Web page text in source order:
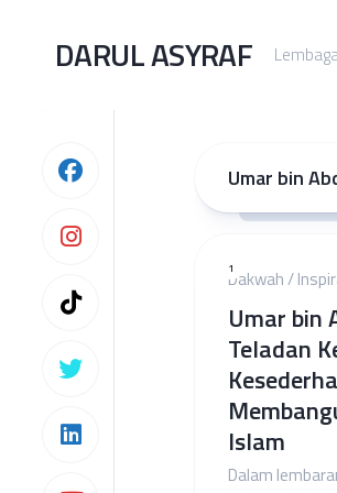
DARUL ASYRAF
Umar bin
1Dakwah/
Umar bin
Teladan
Islam
Dalam